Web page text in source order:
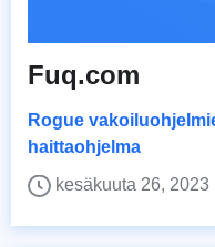
Fuq.com
Rogue
haittaohjelma
kesäkuuta 26, 2023